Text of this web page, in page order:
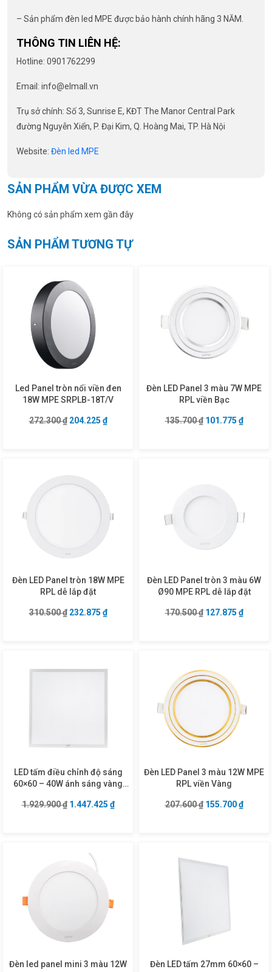
– Sản phẩm đèn led MPE được bảo hành chính hãng 3 NĂM.
THÔNG TIN LIÊN HỆ:
Hotline: 0901762299
Email: info@elmall.vn
Trụ sở chính: Số 3, Sunrise E, KĐT The Manor Central Park
đường Nguyễn Xiển, P. Đại Kim, Q. Hoàng Mai, TP. Hà Nội
Website: Đèn led MPE
SẢN PHẨM VỪA ĐƯỢC XEM
Không có sản phẩm xem gần đây
SẢN PHẨM TƯƠNG TỰ
Led Panel tròn nổi viền đen
18W MPE SRPLB-18T/V
272.300₫ Giá gốc là: 272.300 ₫.
204.225 ₫Giá hiện tại là: 204.225 ₫.
Đèn LED Panel 3 màu 7W MPE
RPL viền Bạc
135.700₫ Giá gốc là:
101.775 ₫Giá
Đèn LED Panel tròn 18W MPE
RPL dễ lắp đặt
310.500₫ Giá gốc là: 310.500 ₫.
232.875 ₫Giá hiện tại là: 232.875 ₫.
Đèn LED Panel tròn 3 màu 6W
Ø90 MPE RPL dễ lắp đặt
170.500₫ Giá gốc là:
127.875 ₫Giá
LED tấm điều chỉnh độ sáng
60×60 – 40W ánh sáng vàng
1.929.900₫ Giá gốc là: 1.929.900 ₫.
1.447.425 ₫Giá hiện tại là: 1.447.425 ₫.
Đèn LED Panel 3 màu 12W MPE
RPL viền Vàng
207.600₫ Giá gốc là:
155.700₫Giá
Đèn led panel mini 3 màu 12W
Đèn LED tấm 27mm 60×60 –